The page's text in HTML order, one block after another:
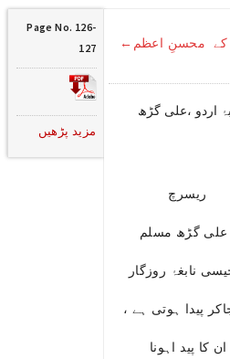
کے محسنِ اعظم←
اردو ،علی گڑھ
گڑھ مسلم
نابغۂ روزگار
پیدا ہوتی ہے ،
پید اہونا
Page No. 126-
127
مزید پڑھیں